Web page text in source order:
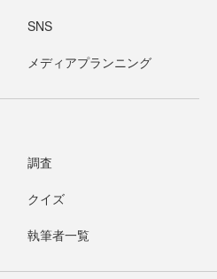
SNS
メディアプランニング
調査
クイズ
執筆者一覧